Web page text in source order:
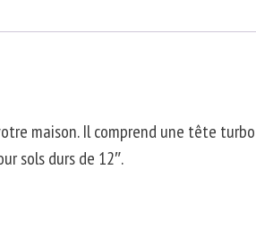
maison.Il comprend une tête
sols durs de 12″.